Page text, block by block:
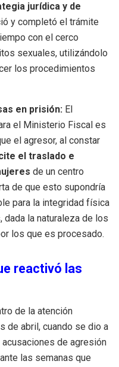
jurídica y de
y completó el trámite
con el cerco
sexuales, utilizándolo
los procedimientos
en prisión: El
el Ministerio Fiscal es
el agresor, al constar
el traslado e
de un centro
de que esto supondría
para la integridad física
la naturaleza de los
los que es procesado.
reactivó las
de la atención
de abril, cuando se dio a
de agresión
las semanas que